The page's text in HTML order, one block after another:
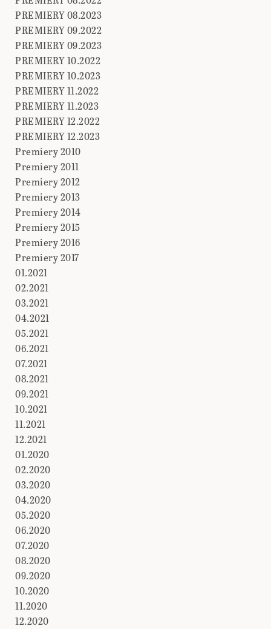
PREMIERY 08.2023
PREMIERY 09.2022
PREMIERY 09.2023
PREMIERY 10.2022
PREMIERY 10.2023
PREMIERY 11.2022
PREMIERY 11.2023
PREMIERY 12.2022
PREMIERY 12.2023
Premiery 2010
Premiery 2011
Premiery 2012
Premiery 2013
Premiery 2014
Premiery 2015
Premiery 2016
Premiery 2017
01.2021
02.2021
03.2021
04.2021
05.2021
06.2021
07.2021
08.2021
09.2021
10.2021
11.2021
12.2021
01.2020
02.2020
03.2020
04.2020
05.2020
06.2020
07.2020
08.2020
09.2020
10.2020
11.2020
12.2020